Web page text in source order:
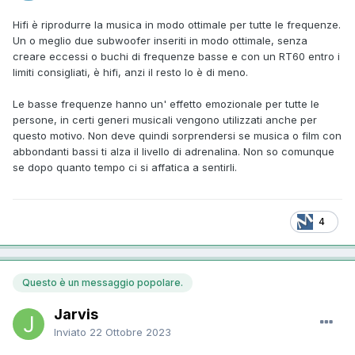
Hifi è riprodurre la musica in modo ottimale per tutte le frequenze.
Un o meglio due subwoofer inseriti in modo ottimale, senza
creare eccessi o buchi di frequenze basse e con un RT60 entro i
limiti consigliati, è hifi, anzi il resto lo è di meno.
Le basse frequenze hanno un' effetto emozionale per tutte le
persone, in certi generi musicali vengono utilizzati anche per
questo motivo. Non deve quindi sorprendersi se musica o film con
abbondanti bassi ti alza il livello di adrenalina. Non so comunque
se dopo quanto tempo ci si affatica a sentirli.
4
Questo è un messaggio popolare.
Jarvis
Inviato 22 Ottobre 2023